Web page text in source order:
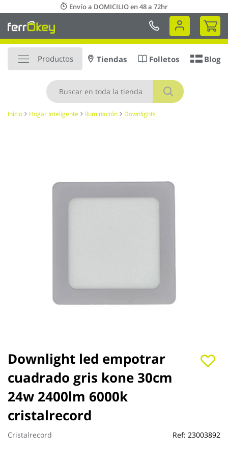
al
contenido
Envío a DOMICILIO en 48 a 72hr
Mi
Productos
Buscar
Tiendas Folletos Blog
Inicio Hogar Inteligente Iluminación Downlights
Downlight led empotrar
cuadrado gris kone 30cm
24w 2400lm 6000k
cristalrecord
Cristalrecord Ref: 23003892
Saltar
al
comienzo
de
la
galería
de